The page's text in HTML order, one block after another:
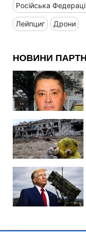
Російська
Лейпциг Дрони